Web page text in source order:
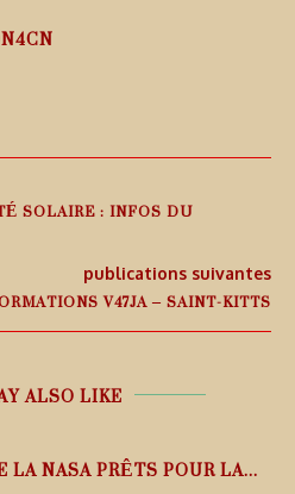
SOLAIRE : INFOS DU
publications suivantes
V47JA – SAINT-KITTS
ALSO LIKE
NASA PRÊTS POUR LA...